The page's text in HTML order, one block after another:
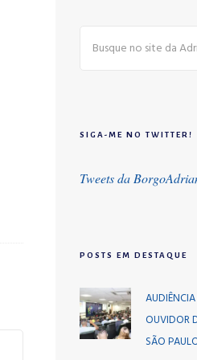
SIGA-ME NO TWITTER!
Tweets da
POSTS EM DESTAQUE
OUVIDOR
SÃO